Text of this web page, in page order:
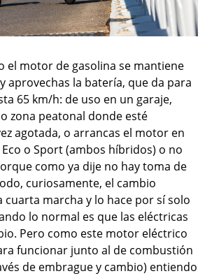
el motor de gasolina se mantiene
aprovechas la batería, que da para
65 km/h: de uso en un garaje,
zona peatonal donde esté
agotada, o arrancas el motor en
o Sport (ambos híbridos) o no
como ya dije no hay toma de
curiosamente, el cambio
cuarta marcha y lo hace por sí solo
lo normal es que las eléctricas
Pero como este motor eléctrico
funcionar junto al de combustión
de embrague y cambio) entiendo